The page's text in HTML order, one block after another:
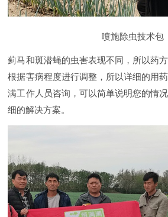
喷施除虫技术包
蓟马和斑潜蝇的虫害表现不同，所以药
根据害病程度进行调整，所以详细的用
满工作人员咨询，可以简单说明您的情
细的解决方案。